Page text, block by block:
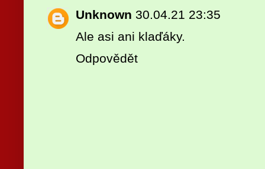
Unknown 30.04.21 23:35
Ale asi ani klaďáky.
Odpovědět